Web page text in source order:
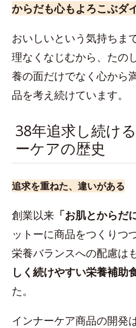
からだも心もよろこぶダ
おいしいという気持ちま
理なくなじむから、たの
養の面だけでなく心から
品を考え続けています。
38年追求し続け
ーケアの歴史
追求を重ねた、違いがある
創業以来 「お肌とからだ
ットーに商品をつくりつ
栄養バランスへの配慮は
しく続けやすい栄養補助
た。
インナーケア商品の開発